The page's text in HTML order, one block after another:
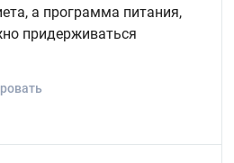
а программа питания,
придерживаться